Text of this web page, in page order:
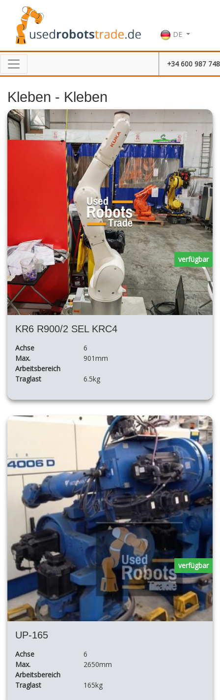
DE
+34 600 987 748
Kleben - Kleben
KR6 R900/2 SEL KRC4
Achse
6
Max.
Arbeitsbereich
901mm
Traglast 6.5kg
verfügbar
UP-165
Achse
6
Max.
Arbeitsbereich
2650mm
Traglast 165kg
verfügbar